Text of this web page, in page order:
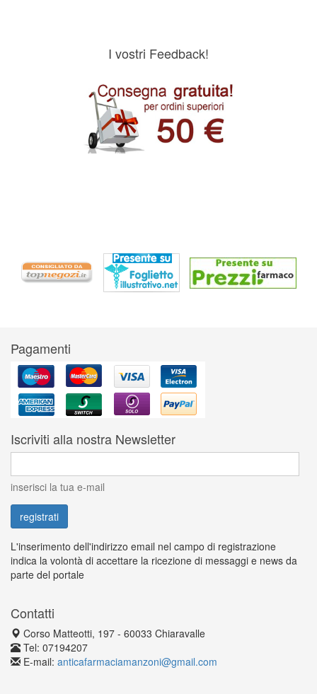
I vostri Feedback!
Pagamenti
Iscriviti alla nostra Newsletter
inserisci la tua e-mail
L'inserimento dell'indirizzo email nel campo di registrazione
indica la volontà di accettare la ricezione di messaggi e news da
parte del portale
Contatti
Corso Matteotti, 197 - 60033 Chiaravalle
Tel: 07194207
E-mail: anticafarmaciamanzoni@gmail.com